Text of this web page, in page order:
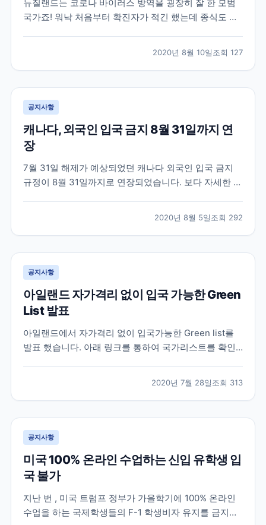
뉴질랜드는 코로나 바이러스 방역을 굉장히 잘 한 모범
국가죠! 워낙 처음부터 확진자가 적긴 했는데 종식도 선
네요 실제 뉴질랜드에 있는 학원들은 현지에 체류중인
학생들을 대상으로 수업을 진행하고 있습니다. 뉴스 링
크 걸...
2020년 8월 10일조회 127
공지사항
캐나다, 외국인 입국 금지 8월 31일까지 연
장
7월 31일 해제가 예상되었던 캐나다 외국인 입국 금지
규정이 8월 31일까지로 연장되었습니다. 보다 자세한 소
one-more-month-of-travel-restrictions-
0715202.html...
2020년 8월 5일조회 292
공지사항
아일랜드 자가격리 없이 입국 가능한 Green
List 발표
아일랜드에서 자가격리 없이 입국가능한 Green list를
발표 했습니다. 아래 링크를 통하여 국가리스트를 확인
2020년 7월 28일조회 313
공지사항
미국 100% 온라인 수업하는 신입 유학생 입
국 불가
지난 번 , 미국 트럼프 정부가 가을학기에 100% 온라인
수업을 하는 국제학생들의 F-1 학생비자 유지를 금지한